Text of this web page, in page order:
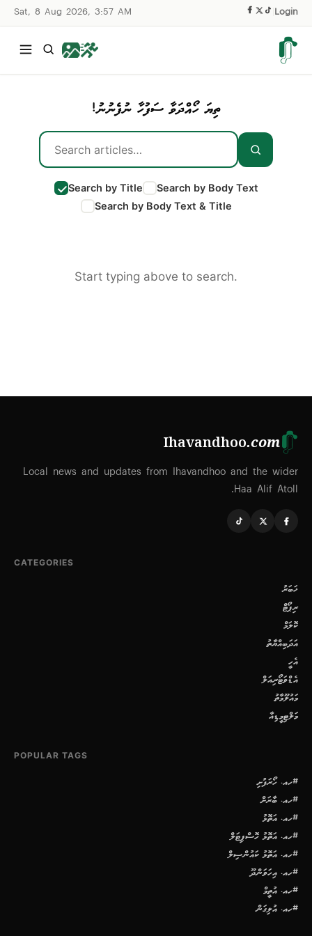
Sat, 8 Aug 2026, 3:57 AM Login
ތިޔަ ހޯއްދަވާ ސަފުހާ ނުފެނުނު!
Search by Title
Search by Body Text
Search by Body Text & Title
Start typing above to search.
Ihavandhoo.com
Local news and updates from Ihavandhoo and the wider
Haa Alif Atoll.
CATEGORIES
ޚަބަރު
ރިޕޯޓް
ކޮލަމް
އަދަބިއްޔާތު
އެހީ
އެޑްވަޓޯރިއަލް
މައުލޫމާތު
މަލްޓިމީޑިއާ
POPULAR TAGS
#ހއ. ހޯރަފުށި
#ހއ. ބާރަށް
#ހއ. އަތޮޅު
#ހއ. އަތޮޅު ހޮސްޕިޓަލް
#ހއ. އަތޮޅު ކައުންސިލް
#ހއ. އިހަވަންދޫ
#ހއ. އުތީމް
#ހއ. އުލިގަން